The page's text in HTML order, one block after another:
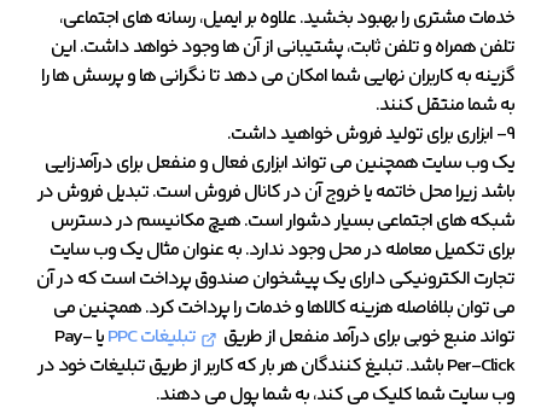
خدمات مشتری را بهبود بخشید. علاوه بر ایمیل، رسانه های اجتماعی،
تلفن همراه و تلفن ثابت، پشتیبانی از آن ها وجود خواهد داشت. این
گزینه به کاربران نهایی شما امکان می دهد تا نگرانی ها و پرسش ها را
به شما منتقل کنند.
9- ابزاری برای تولید فروش خواهید داشت.
یک وب سایت همچنین می تواند ابزاری فعال و منفعل برای درآمدزایی
باشد زیرا محل خاتمه یا خروج آن در کانال فروش است. تبدیل فروش در
شبکه های اجتماعی بسیار دشوار است. هیچ مکانیسم در دسترس
برای تکمیل معامله در محل وجود ندارد. به عنوان مثال یک وب سایت
تجارت الکترونیکی دارای یک پیشخوان صندوق پرداخت است که در آن
می توان بلافاصله هزینه کالاها و خدمات را پرداخت کرد. همچنین می
تواند منبع خوبی برای درآمد منفعل از طریق
تبلیغات PPC
یا Pay-
Per-Click باشد. تبلیغ کنندگان هر بار که کاربر از طریق تبلیغات خود در
وب سایت شما کلیک می کند، به شما پول می دهند.